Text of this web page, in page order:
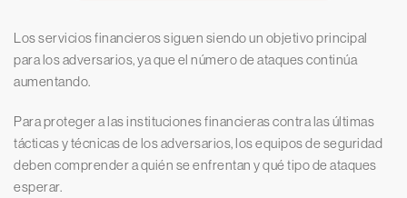
Los servicios financieros siguen siendo un objetivo principal
para los adversarios, ya que el número de ataques continúa
aumentando.
Para proteger a las instituciones financieras contra las últimas
tácticas y técnicas de los adversarios, los equipos de seguridad
deben comprender a quién se enfrentan y qué tipo de ataques
esperar.